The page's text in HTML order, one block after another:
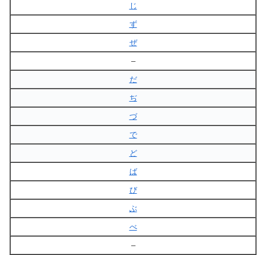
じ
ず
ぜ
–
だ
ぢ
づ
で
ど
ば
び
ぶ
べ
–